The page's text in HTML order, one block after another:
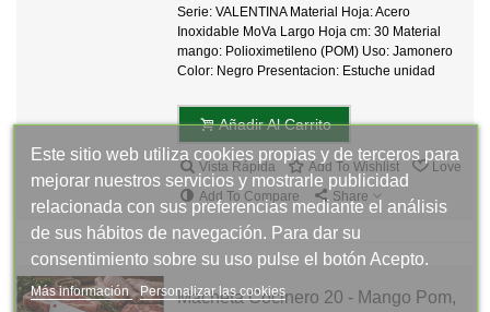
Serie: VALENTINA Material Hoja: Acero
Inoxidable MoVa Largo Hoja cm: 30 Material
mango: Polioximetileno (POM) Uso: Jamonero
Color: Negro Presentacion: Estuche unidad
Añadir Al Carrito
Vista Rápida Add To Wishlist
Love
Add To Compare
Share
Macheta Cocinero 20 - Mango Pom,
Este sitio web utiliza cookies propias y de terceros para
mejorar nuestros servicios y mostrarle publicidad
relacionada con sus preferencias mediante el análisis
de sus hábitos de navegación. Para dar su
consentimiento sobre su uso pulse el botón Acepto.
Más información Personalizar las cookies